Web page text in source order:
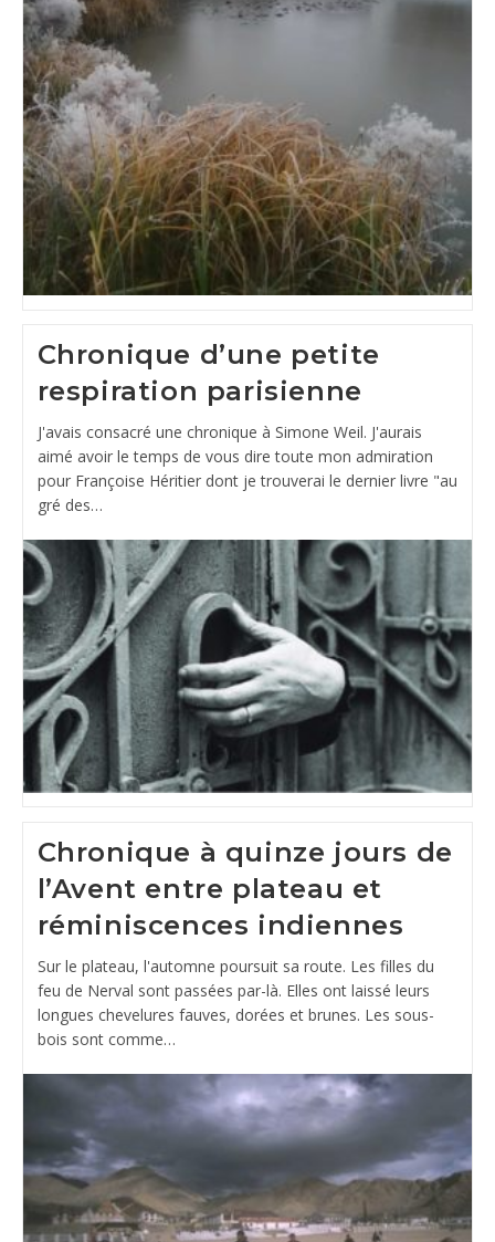
Chronique d’une petite
respiration parisienne
J'avais consacré une chronique à Simone Weil. J'aurais
aimé avoir le temps de vous dire toute mon admiration
pour Françoise Héritier dont je trouverai le dernier livre "au
gré des…
Chronique à quinze jours de
l’Avent entre plateau et
réminiscences indiennes
Sur le plateau, l'automne poursuit sa route. Les filles du
feu de Nerval sont passées par-là. Elles ont laissé leurs
longues chevelures fauves, dorées et brunes. Les sous-
bois sont comme…